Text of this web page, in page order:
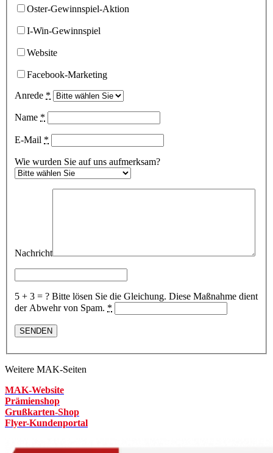
Oster-Gewinnspiel-Aktion
I-Win-Gewinnspiel
Website
Facebook-Marketing
Anrede *
Name *
E-Mail *
Wie wurden Sie auf uns aufmerksam?
Nachricht
5 + 3 = ? Bitte lösen Sie die Gleichung. Diese Maßnahme dient
der Abwehr von Spam. *
Weitere MAK-Seiten
MAK-Website
Prämienshop
Grußkarten-Shop
Flyer-Kundenportal